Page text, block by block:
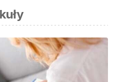
in unipolar depression: an
ndings and possible
Scandinavica.